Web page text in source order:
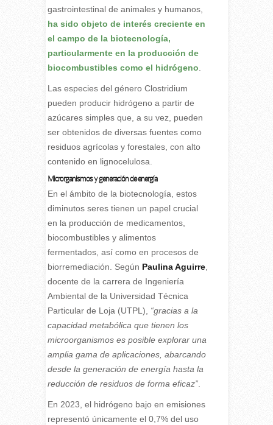
gastrointestinal de animales y humanos,
ha sido objeto de interés creciente en
el campo de la biotecnología,
particularmente en la producción de
biocombustibles como el hidrógeno
Las especies del género Clostridium
pueden producir hidrógeno a partir de
azúcares simples que, a su vez, pueden
ser obtenidos de diversas fuentes como
residuos agrícolas y forestales, con alto
contenido en lignocelulosa.
Microrganismos y generación de energía
En el ámbito de la biotecnología, estos
diminutos seres tienen un papel crucial
en la producción de medicamentos,
biocombustibles y alimentos
fermentados, así como en procesos de
biorremediación. Según Paulina Aguirre,
docente de la carrera de Ingeniería
Ambiental de la Universidad Técnica
Particular de Loja (UTPL), “gracias a la
capacidad metabólica que tienen los
microorganismos es posible explorar una
amplia gama de aplicaciones, abarcando
desde la generación de energía hasta la
reducción de residuos de forma eficaz”.
En 2023, el hidrógeno bajo en emisiones
representó únicamente el 0,7% del uso